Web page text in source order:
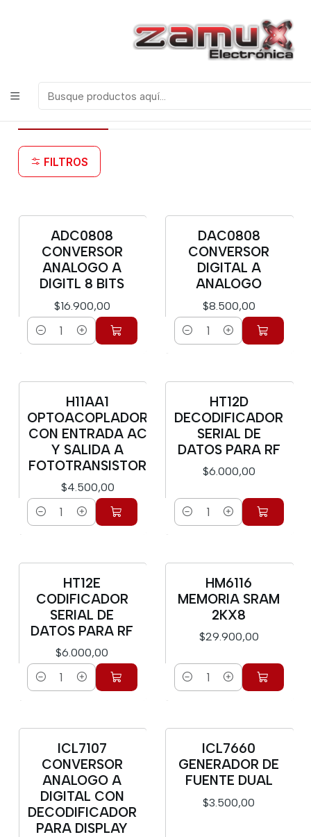
ELECTRONICOS, ROBOTICA & TECNOLOGIA
Productos
Semiconductores
Varios
Varios
FILTROS
ADC0808
CONVERSOR
ANALOGO A
DIGITL 8 BITS
$16.900,00
Cantidad
DAC0808
CONVERSOR
DIGITAL A
ANALOGO
$8.500,00
Cantidad
H11AA1
OPTOACOPLADOR
CON ENTRADA AC
Y SALIDA A
FOTOTRANSISTOR
$4.500,00
Cantidad
HT12D
DECODIFICADOR
SERIAL DE
DATOS PARA RF
$6.000,00
Cantidad
HT12E
CODIFICADOR
SERIAL DE
DATOS PARA RF
$6.000,00
Cantidad
HM6116
MEMORIA SRAM
2KX8
$29.900,00
Cantidad
ICL7107
CONVERSOR
ANALOGO A
DIGITAL CON
DECODIFICADOR
PARA DISPLAY
ICL7660
GENERADOR DE
FUENTE DUAL
$3.500,00